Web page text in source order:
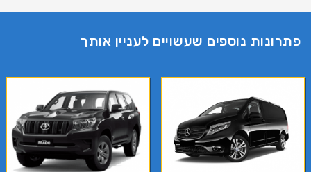
פתרונות נוספים שעשויים לעניין אותך